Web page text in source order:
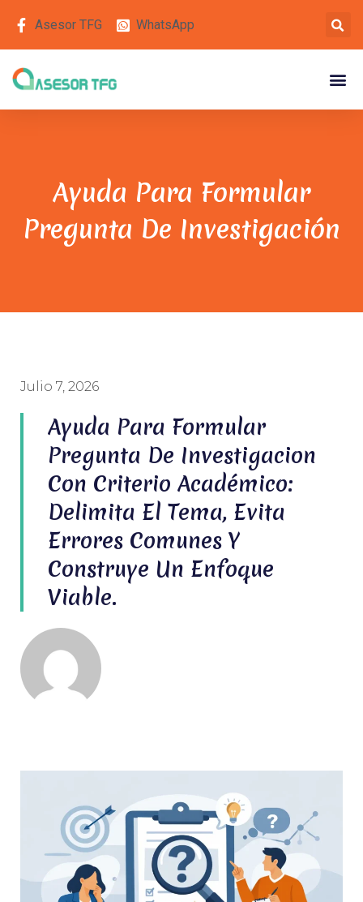
Asesor TFG WhatsApp
Ayuda Para Formular
Pregunta De Investigación
Julio 7, 2026
Ayuda Para Formular
Pregunta De Investigacion
Con Criterio Académico:
Delimita El Tema, Evita
Errores Comunes Y
Construye Un Enfoque
Viable.